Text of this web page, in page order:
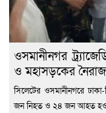
ওসমানীনগর
ও মহাসড়কের
সিলেটের ওসমানীনগরে
জন নিহত ও ২৪ জন আহত